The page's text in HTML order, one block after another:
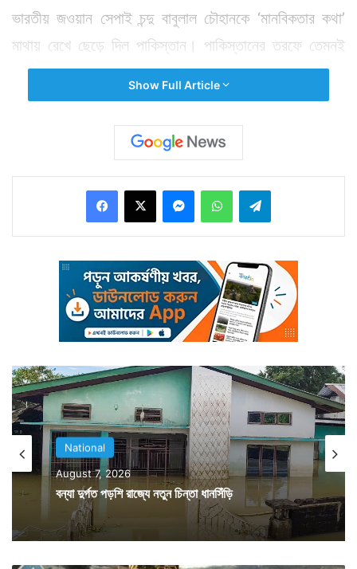
ভারতীয় জওয়ান সেপাই চন্দু বাবুলাল চৌহানকে ‘মানবিকতার কথা’
মাথায় রেখে ছেড়ে দিল পাকিস্তান। পাকিস্তানের তরফে তেমনই
দাবি করা হয়েছে। এর মধ্যে দিয়ে কোথাও হয়তো সৌহার্দ্যের
বার্তাও ভারতকে দিল ইসলামাবাদ। গত বছর নেহাতই ভুলবশত
ভারত-পাক সীমান্তে ডিউটি করার সময় পাক ভূখণ্ডে ঢুকে পড়েন
২২ বছরের চান্দু। তখনই তাঁকে আটক করে পাক সেনা। তারপর
থেকে তিনি পাকিস্তানেই বন্দি অবস্থায় ছিলেন। যদিও ভারতের
তরফে জানানো হয়, সার্জিক্যাল স্ট্রাইকের সঙ্গে চন্দুর কোনও সম্পর্ক
নেই। নেহাই ভুল করে পাক সীমানায় ঢুকে পড়েছিলেন তিনি। এদিন
সে কথা মাথায় রেখে চন্দুকে ভারতের হাতে তুলে দিল পাকিস্তান।
Show Full Article
National
August 7, 2026
বন্যা দুর্গত পড়শি রাজ্যে নতুন চিন্তা ধানসিঁড়ি